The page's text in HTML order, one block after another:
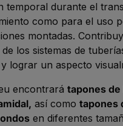
temporal durante el
como para el uso
montadas.
los sistemas de
lograr un aspecto
encontrará tapones de
así como tapones
en diferentes